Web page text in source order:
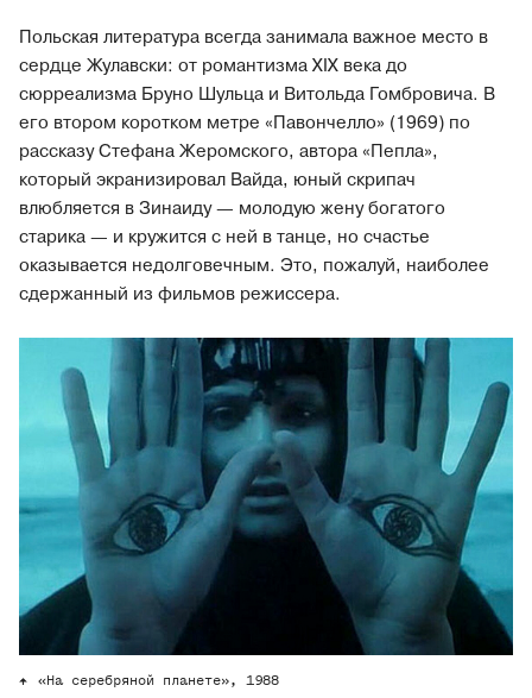
Польская литература всегда занимала важное место в
сердце Жулавски: от романтизма XIX века до
сюрреализма Бруно Шульца и Витольда Гомбровича. В
его втором коротком метре «Павончелло» (1969) по
рассказу Стефана Жеромского, автора «Пепла»,
который экранизировал Вайда, юный скрипач
влюбляется в Зинаиду — молодую жену богатого
старика — и кружится с ней в танце, но счастье
оказывается недолговечным. Это, пожалуй, наиболее
сдержанный из фильмов режиссера.
«На серебряной планете», 1988